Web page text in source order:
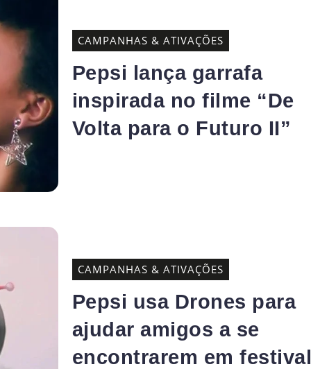
CAMPANHAS & ATIVAÇÕES
Pepsi lança garrafa
inspirada no filme “De
Volta para o Futuro II”
CAMPANHAS & ATIVAÇÕES
Pepsi usa Drones para
ajudar amigos a se
encontrarem em festival